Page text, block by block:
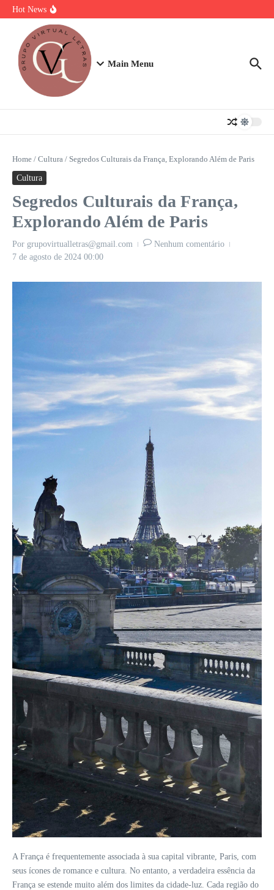
Ir para o conteúdo
Hot News
Strogonoff de frango light: A Receita Definitiva para Ganhar Massa
com Prazer
Plano de 7 Dias de Treino, Energia e Nutrição
Main Menu
Home / Cultura / Segredos Culturais da França, Explorando Além de Paris
Cultura
Segredos Culturais da França,
Explorando Além de Paris
Por grupovirtualletras@gmail.com
Nenhum comentário
7 de agosto de 2024 00:00
A França é frequentemente associada à sua capital vibrante, Paris, com
seus ícones de romance e cultura. No entanto, a verdadeira essência da
França se estende muito além dos limites da cidade-luz. Cada região do